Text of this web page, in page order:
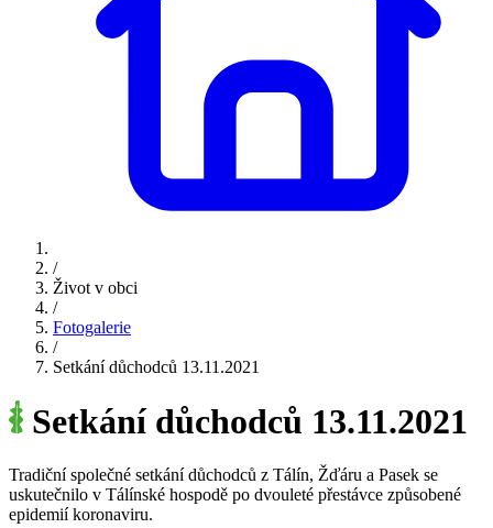
/
Život v obci
/
Fotogalerie
/
Setkání důchodců 13.11.2021
Setkání důchodců 13.11.2021
Tradiční společné setkání důchodců z Tálín, Žďáru a Pasek se
uskutečnilo v Tálínské hospodě po dvouleté přestávce způsobené
epidemií koronaviru.